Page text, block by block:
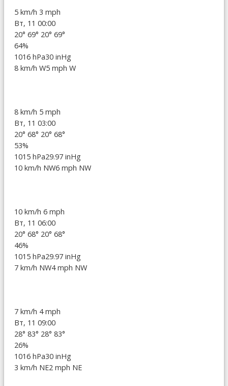
5 km/h 3 mph
Вт, 11 00:00
20° 69° 20° 69°
64%
1016 hPa30 inHg
8 km/h W5 mph W
8 km/h 5 mph
Вт, 11 03:00
20° 68° 20° 68°
53%
1015 hPa29.97 inHg
10 km/h NW6 mph NW
10 km/h 6 mph
Вт, 11 06:00
20° 68° 20° 68°
46%
1015 hPa29.97 inHg
7 km/h NW4 mph NW
7 km/h 4 mph
Вт, 11 09:00
28° 83° 28° 83°
26%
1016 hPa30 inHg
3 km/h NE2 mph NE